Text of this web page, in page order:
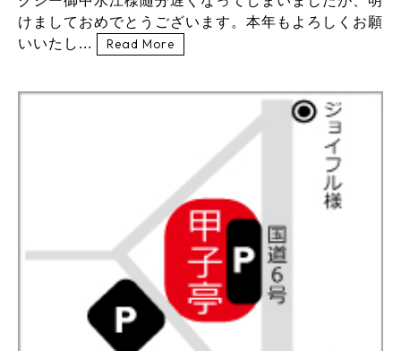
けましておめでとうございます。本年もよろしくお願
いいたし...
Read More